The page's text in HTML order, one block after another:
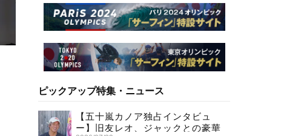
ピックアップ特集・ニュース
【五十嵐カノア独占インタビュ
ー】旧友レオ、ジャックとの豪華